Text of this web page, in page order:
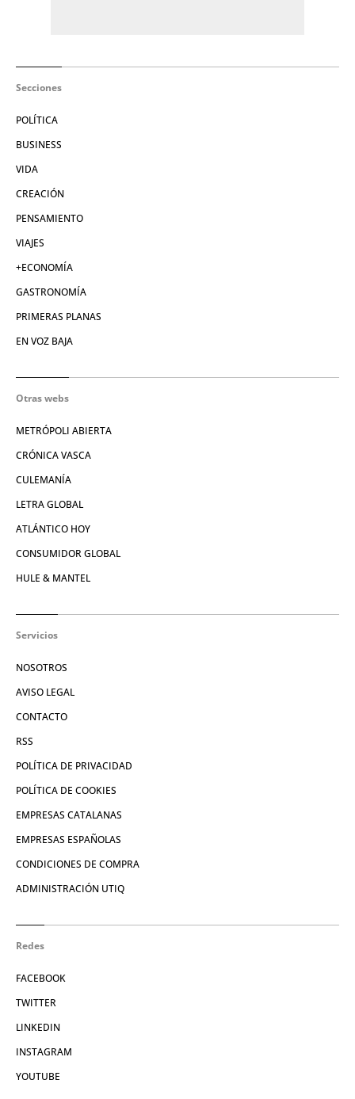
Secciones
POLÍTICA
BUSINESS
VIDA
CREACIÓN
PENSAMIENTO
VIAJES
+ECONOMÍA
GASTRONOMÍA
PRIMERAS PLANAS
EN VOZ BAJA
Otras webs
METRÓPOLI ABIERTA
CRÓNICA VASCA
CULEMANÍA
LETRA GLOBAL
ATLÁNTICO HOY
CONSUMIDOR GLOBAL
HULE & MANTEL
Servicios
NOSOTROS
AVISO LEGAL
CONTACTO
RSS
POLÍTICA DE PRIVACIDAD
POLÍTICA DE COOKIES
EMPRESAS CATALANAS
EMPRESAS ESPAÑOLAS
CONDICIONES DE COMPRA
ADMINISTRACIÓN UTIQ
Redes
FACEBOOK
TWITTER
LINKEDIN
INSTAGRAM
YOUTUBE